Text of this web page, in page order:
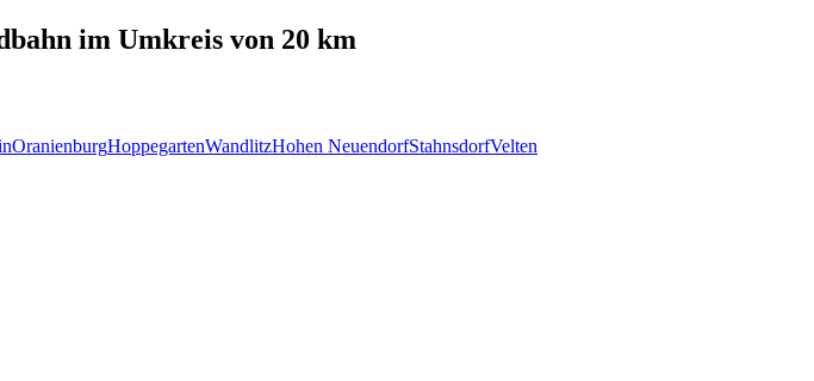
im Umkreis von 20 km
OranienburgHoppegartenWandlitzHohen NeuendorfStahnsdorfVelten